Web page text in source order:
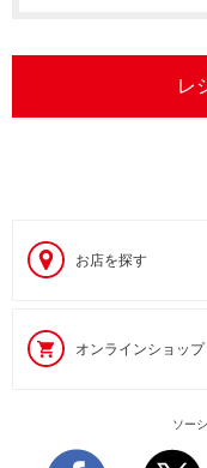
レ
お店を探す
オンラインショップ
ソー